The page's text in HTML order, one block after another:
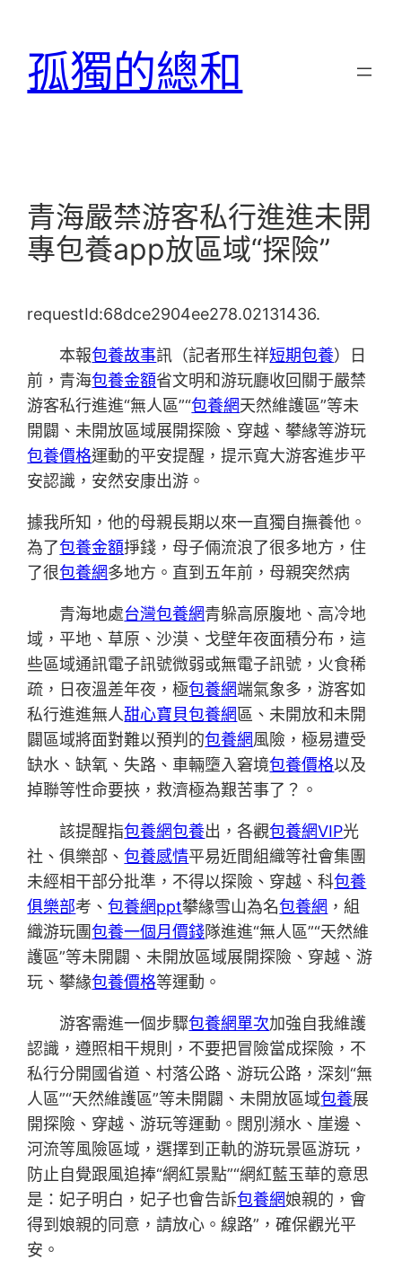
孤獨的總和
青海嚴禁游客私行進進未開
專包養app放區域“探險”
requestId:68dce2904ee278.02131436.
本報包養故事訊（記者邢生祥短期包養）日
前，青海包養金額省文明和游玩廳收回關于嚴禁
游客私行進進“無人區”“包養網天然維護區”等未
開闢、未開放區域展開探險、穿越、攀緣等游玩
包養價格運動的平安提醒，提示寬大游客進步平
安認識，安然安康出游。
據我所知，他的母親長期以來一直獨自撫養他。
為了包養金額掙錢，母子倆流浪了很多地方，住
了很包養網多地方。直到五年前，母親突然病
青海地處台灣包養網青躲高原腹地、高冷地
域，平地、草原、沙漠、戈壁年夜面積分布，這
些區域通訊電子訊號微弱或無電子訊號，火食稀
疏，日夜溫差年夜，極包養網端氣象多，游客如
私行進進無人甜心寶貝包養網區、未開放和未開
闢區域將面對難以預判的包養網風險，極易遭受
缺水、缺氧、失路、車輛墮入窘境包養價格以及
掉聯等性命要挾，救濟極為艱苦事了？。
該提醒指包養網包養出，各觀包養網VIP光
社、俱樂部、包養感情平易近間組織等社會集團
未經相干部分批準，不得以探險、穿越、科包養
俱樂部考、包養網ppt攀緣雪山為名包養網 ，組
織游玩團包養一個月價錢隊進進“無人區”“天然維
護區”等未開闢、未開放區域展開探險、穿越、游
玩、攀緣包養價格等運動。
游客需進一個步驟包養網單次加強自我維護
認識，遵照相干規則，不要把冒險當成探險，不
私行分開國省道、村落公路、游玩公路，深刻“無
人區”“天然維護區”等未開闢、未開放區域包養展
開探險、穿越、游玩等運動。闊別瀕水、崖邊、
河流等風險區域，選擇到正軌的游玩景區游玩，
防止自覺跟風追捧“網紅景點”“網紅藍玉華的意思
是：妃子明白，妃子也會告訴包養網娘親的，會
得到娘親的同意，請放心。線路”，確保觀光平
安。